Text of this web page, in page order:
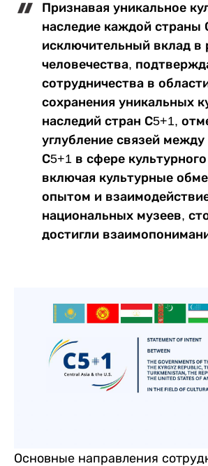
Признавая уникальное
наследие каждой страны
исключительный вклад в
человечества,
сотрудничества в
сохранения уникальных
наследий стран С5+1,
углубление связей
С5+1 в сфере
включая культурные
опытом и
национальных музеев,
достигли
Основные направления